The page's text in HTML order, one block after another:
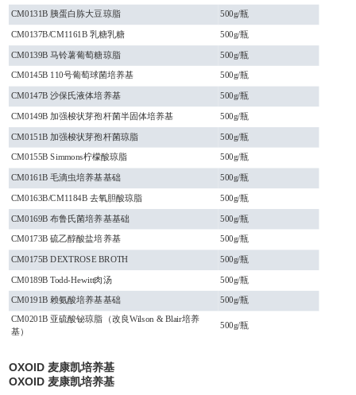
CM0131B 胰蛋白胨大豆琼脂
500g/瓶
CM0137B/CM1161B 乳糖乳糖
500g/瓶
CM0139B 马铃薯葡萄糖琼脂 500g/瓶
CM0145B 110号葡萄球菌培养基
500g/瓶
CM0147B 沙保氏液体培养基
500g/瓶
CM0149B 加强梭状芽孢杆菌半固体培养基 500g/瓶
CM0151B 加强梭状芽孢杆菌琼脂
500g/瓶
CM0155B Simmons柠檬酸琼脂
500g/瓶
CM0161B 毛滴虫培养基基础 500g/瓶
CM0163B/CM1184B 去氧胆酸琼脂
500g/瓶
CM0169B 布鲁氏菌培养基基础
500g/瓶
CM0173B 硫乙醇酸盐培养基 500g/瓶
CM0175B DEXTROSE BROTH
500g/瓶
CM0189B Todd-Hewitt肉汤
500g/瓶
CM0191B 赖氨酸培养基基础 500g/瓶
CM0201B 亚硫酸铋琼脂（改良Wilson & Blair培养
基）
500g/瓶
OXOID 麦康凯培养基
OXOID 麦康凯培养基